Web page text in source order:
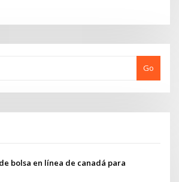
Go
bolsa en línea de canadá para